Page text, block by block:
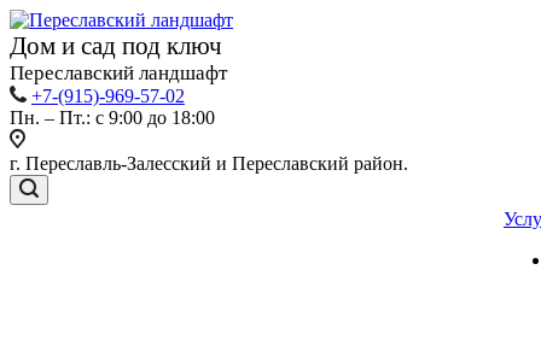
Дом и сад под ключ
Переславский ландшафт
+7-(915)-969-57-02
Пн. – Пт.: с 9:00 до 18:00
г. Переславль-Залесский и Переславский район.